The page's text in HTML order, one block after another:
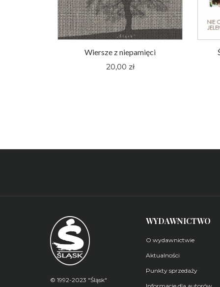
Wiersze z niepamięci
20,00 zł
© 1992-2023 "Śląsk"
WYDAWNICTWO
O wydawnictwie
Aktualności
Punkty sprzedaży